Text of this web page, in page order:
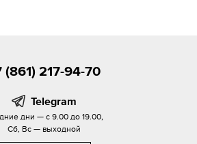
(861) 217-94-70
Telegram
дни — с 9.00 до 19.00,
Сб, Вс — выходной